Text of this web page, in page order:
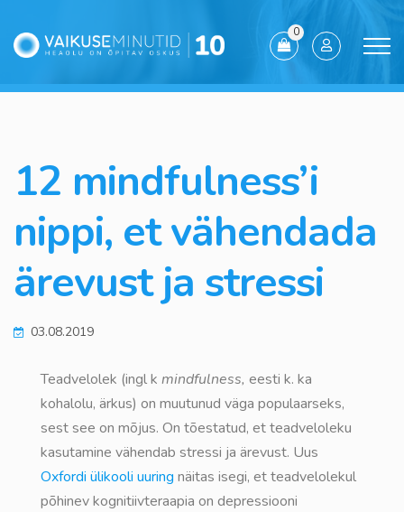
0
12 mindfulness’i
nippi, et vähendada
ärevust ja stressi
03.08.2019
Teadvelolek (ingl k mindfulness, eesti k. ka
kohalolu, ärkus) on muutunud väga populaarseks,
sest see on mõjus. On tõestatud, et teadveloleku
kasutamine vähendab stressi ja ärevust. Uus
Oxfordi ülikooli uuring näitas isegi, et teadvelolekul
põhinev kognitiivteraapia on depressiooni